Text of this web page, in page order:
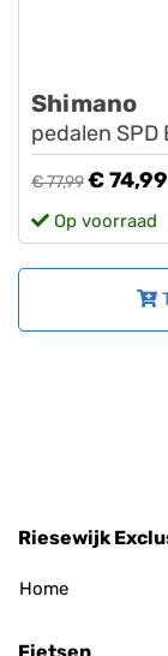
Shimano
pedalen SPD
€ 77,99€ 74,99
Op voorraad
Riesewijk
Home